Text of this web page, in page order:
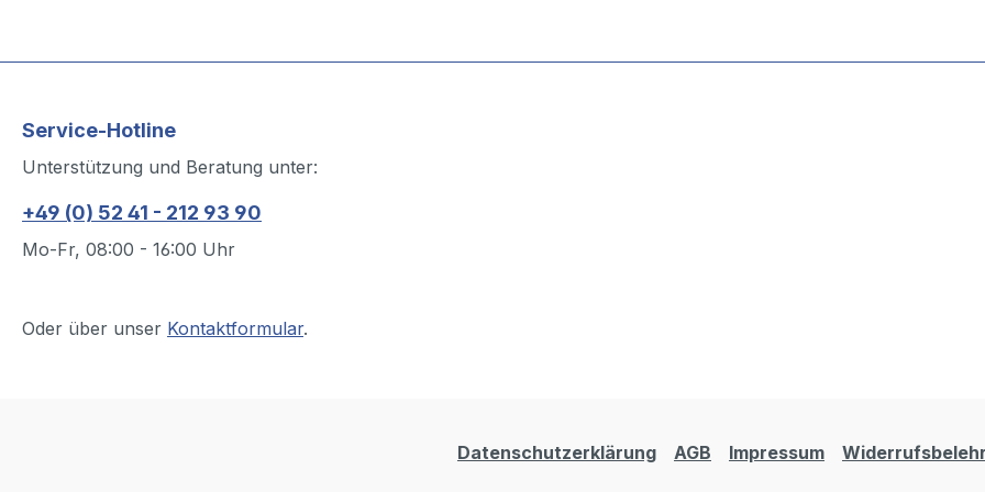
Service-Hotline
Unterstützung und Beratung unter:
+49 (0) 52 41 - 212 93 90
Mo-Fr, 08:00 - 16:00 Uhr
Oder über unser Kontaktformular.
Datenschutzerklärung AGB Impressum